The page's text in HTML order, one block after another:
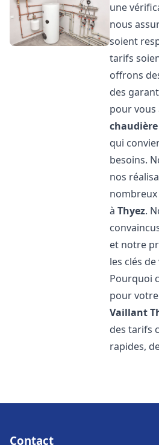
une
nous
soient
tarifs
offrons
des
pour vous
qui
besoins.
nos
àThyez.
et notre
les clés
Pourquoi
pour
Vaillant
des tarifs
rapides,
Contact